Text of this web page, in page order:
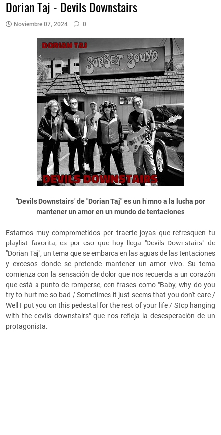
Dorian Taj - Devils Downstairs
Noviembre 07, 2024 0
"Devils Downstairs" de "Dorian Taj" es un himno a la lucha por
mantener un amor en un mundo de tentaciones
Estamos muy comprometidos por traerte joyas que refresquen tu
playlist favorita, es por eso que hoy llega "Devils Downstairs" de
"Dorian Taj", un tema que se embarca en las aguas de las tentaciones
y excesos donde se pretende mantener un amor vivo. Su tema
comienza con la sensación de dolor que nos recuerda a un corazón
que está a punto de romperse, con frases como "Baby, why do you
try to hurt me so bad / Sometimes it just seems that you don't care /
Well I put you on this pedestal for the rest of your life / Stop hanging
with the devils downstairs" que nos refleja la desesperación de un
protagonista.